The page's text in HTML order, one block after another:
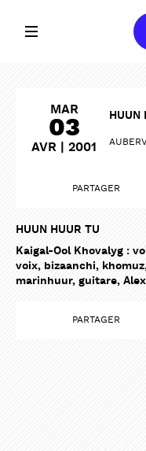
MAR
03
AVR | 2001
HUUN
PARTAGER
HUUN HUUR TU
Kaigal-Ool Khovalyg :
voix, bizaanchi,
marinhuur, guitare,
PARTAGER